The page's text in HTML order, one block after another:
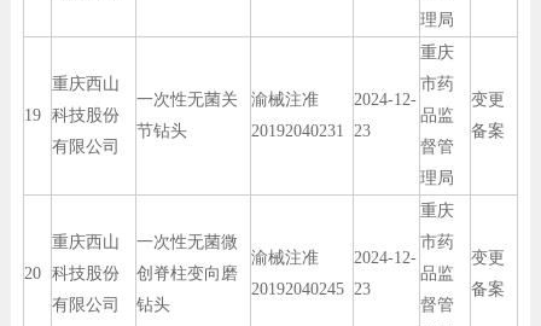
理局
19
重庆西山
科技股份
有限公司
一次性无菌关
节钻头
渝械注准
20192040231
2024-12-
23
重庆
市药
品监
督管
理局
变更
备案
20
重庆西山
科技股份
有限公司
一次性无菌微
创脊柱变向磨
钻头
渝械注准
20192040245
2024-12-
23
重庆
市药
品监
督管
变更
备案